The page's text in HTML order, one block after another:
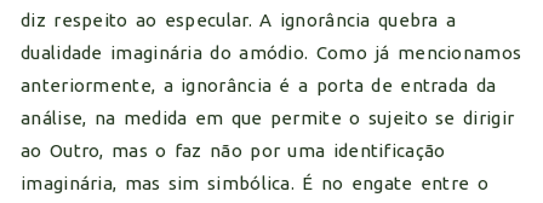
diz respeito ao especular. A ignorância quebra a
dualidade imaginária do amódio. Como já mencionamos
anteriormente, a ignorância é a porta de entrada da
análise, na medida em que permite o sujeito se dirigir
ao Outro, mas o faz não por uma identificação
imaginária, mas sim simbólica. É no engate entre o